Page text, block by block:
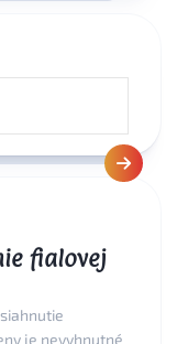
fialovej
je nevyhnutné